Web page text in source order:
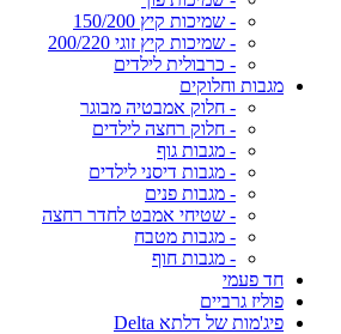
- שמיכות קיץ 150/200
- שמיכות קיץ זוגי 200/220
- כרבולית לילדים
מגבות וחלוקים
- חלוק אמבטיה מבוגר
- חלוק רחצה לילדים
- מגבות גוף
- מגבות דיסני לילדים
- מגבות פנים
- שטיחי אמבט לחדר רחצה
- מגבות מטבח
- מגבות חוף
חד פעמי
פוליז גרביים
פיג'מות של דלתא Delta